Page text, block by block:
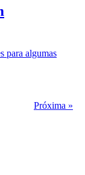
para algumas
Próxima »